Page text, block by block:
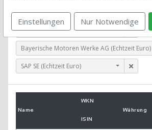
Airbus SE (Echtzeit Euro)
Allianz SE (Echtzeit Euro)
Bayerische Motoren Werke AG (Echtzeit Euro)
SAP SE (Echtzeit Euro)
Name
WKN
Währung
ISIN
Einstellungen Nur Notwendige